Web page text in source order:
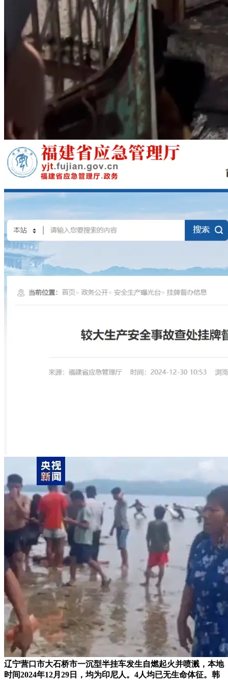
辽宁营口市大石桥市一沉型半挂车发生自燃起火并喷溅，本地
时间2024年12月29日，均为印尼人。4人均已无生命体征。韩